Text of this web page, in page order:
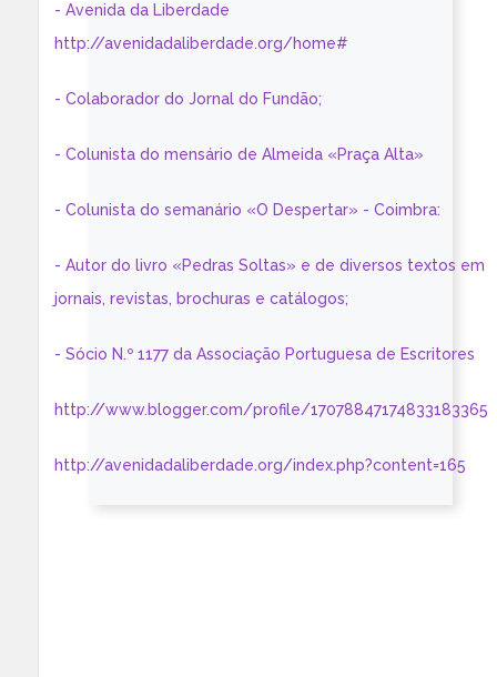
- Avenida da Liberdade
http://avenidadaliberdade.org/home#
- Colaborador do Jornal do Fundão;
- Colunista do mensário de Almeida «Praça Alta»
- Colunista do semanário «O Despertar» - Coimbra:
- Autor do livro «Pedras Soltas» e de diversos textos em
jornais, revistas, brochuras e catálogos;
- Sócio N.º 1177 da Associação Portuguesa de Escritores
http://www.blogger.com/profile/17078847174833183365
http://avenidadaliberdade.org/index.php?content=165